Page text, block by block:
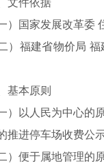
文件依据
）
国家发展改革委
） 福建省物价局 福
基本原则
）
以人民为中心的
推进停车场收费公示
） 便于属地管理的